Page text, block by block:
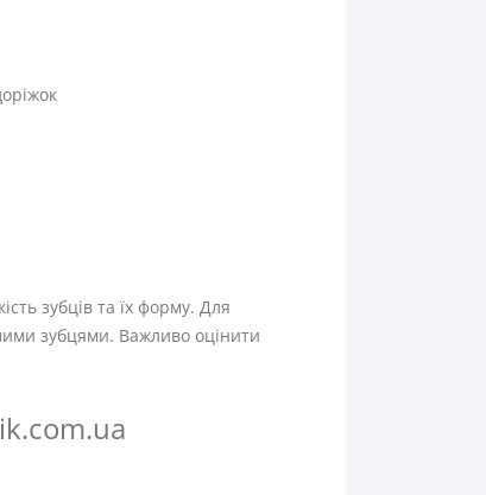
зубців та їх форму. Для
зубцями. Важливо оцінити